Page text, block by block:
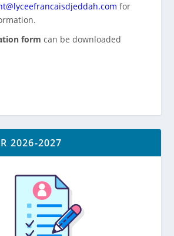
for
form can be downloaded
2026-2027